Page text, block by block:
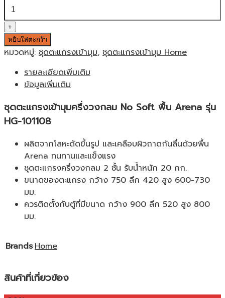
หยิบใส่ตะกร้า
หมวดหมู่: ชุดตะแกรงเข้ามุม, ชุดตะแกรงเข้ามุม Home
รายละเอียดเพิ่มเติม
ข้อมูลเพิ่มเติม
ชุดตะแกรงเข้ามุมครึ่งวงกลม No Soft พื้น Arena รุ่น
HG-101108
ผลิตจากโลหะดัดขึ้นรูป และเคลือบผิวถาดกันลื่นด้วยพื้น
Arena ทนทานและแข็งแรง
ชุดตะแกรงครึ่งวงกลม 2 ชั้น รับน้ำหนัก 20 กก.
ขนาดของตะแกรง กว้าง 750 ลึก 420 สูง 600-730
มม.
ควรติดตั้งกับตู้ที่มีขนาด กว้าง 900 ลึก 520 สูง 800
มม.
Brands Home
สินค้าที่เกี่ยวข้อง